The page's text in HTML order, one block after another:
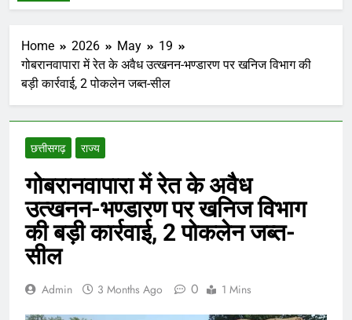
Home 2026 May
19
गोबरानवापारा में रेत के अवैध उत्खनन-भण्डारण पर खनिज विभाग की
बड़ी कार्रवाई, 2 पोकलेन जब्त-सील
छत्तीसगढ़ राज्य
गोबरानवापारा में रेत के अवैध
उत्खनन-भण्डारण पर खनिज विभाग
की बड़ी कार्रवाई, 2 पोकलेन जब्त-
सील
Admin 3 Months Ago 0 1 Mins